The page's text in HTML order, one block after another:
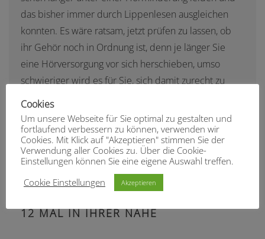
das bisher immer durch Lippenlesen ausgleichen
konnten. Es wäre ratsam, jetzt prüfen zu lassen, ob
ihr Gehör noch in Ordnung ist, denn je länger Sie
eine Hörversorgung vor sich herschieben, umso
schwieriger wird es für Sie, sich damit zurecht zu
finden. Darüber hinaus ist ein Hörtest bei uns
KOSTENFREI UND UNVERBINDLICH.
Schön zu hören.
12 MAL IN IHRER NÄHE
Cookies
Um unsere Webseite für Sie optimal zu gestalten und
fortlaufend verbessern zu können, verwenden wir
Cookies. Mit Klick auf "Akzeptieren" stimmen Sie der
Verwendung aller Cookies zu. Über die Cookie-
Einstellungen können Sie eine eigene Auswahl treffen.
Cookie Einstellungen
Akzeptieren